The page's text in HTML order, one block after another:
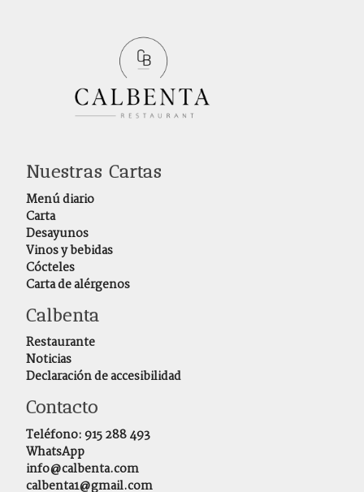
Nuestras Cartas
Menú diario
Carta
Desayunos
Vinos y bebidas
Cócteles
Carta de alérgenos
Calbenta
Restaurante
Noticias
Declaración de accesibilidad
Contacto
Teléfono:915 288 493
WhatsApp
info@calbenta.com
calbenta1@gmail.com